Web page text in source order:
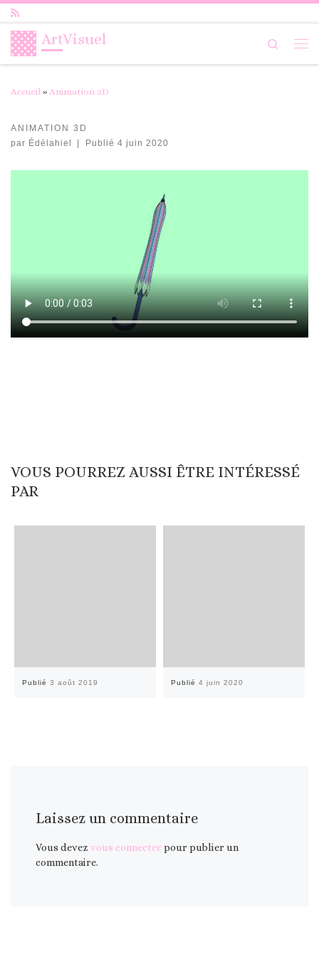
ArtVisuel
Search
Accueil » Animation 3D
ANIMATION 3D
par Édélahiel | Publié 4 juin 2020
VOUS POURREZ AUSSI ÊTRE INTÉRESSÉ
PAR
Publié 3 août 2019 Publié 4 juin 2020
Laissez un commentaire
Vous devezvous connecter pour publier un
commentaire.